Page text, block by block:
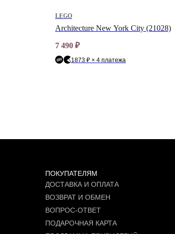
Architecture New York City (21028)
LEGO
7 490 ₽
1873 ₽ × 4 платежа
ПОКУПАТЕЛЯМ
ДОСТАВКА И ОПЛАТА
ВОЗВРАТ И ОБМЕН
ВОПРОС-ОТВЕТ
ПОДАРОЧНАЯ КАРТА